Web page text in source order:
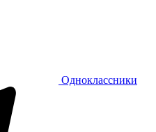
Одноклассники